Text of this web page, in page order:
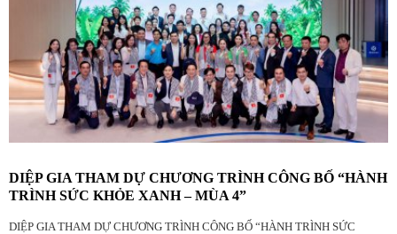
DIỆP GIA THAM DỰ CHƯƠNG TRÌNH CÔNG BỐ “HÀNH
TRÌNH SỨC KHỎE XANH – MÙA 4”
DIỆP GIA THAM DỰ CHƯƠNG TRÌNH CÔNG BỐ “HÀNH TRÌNH SỨC